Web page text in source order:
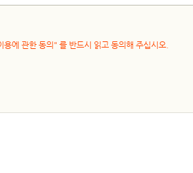
에 관한 동의" 를 반드시 읽고 동의해 주십시오.